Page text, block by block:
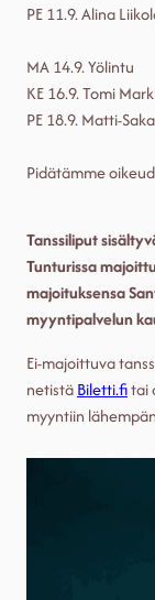
PE 11.9. Alina
MA 14.9. Yölintu
KE 16.9. Tomi
PE 18.9. Matti-
Pidätämme
Tanssiliput
Tunturissa
majoituksensa
myyntipalvelun
Ei-majoittuva
netistäBiletti.fitai
myyntiin